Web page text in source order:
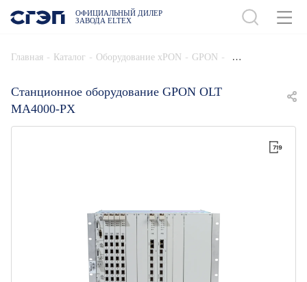
ОФИЦИАЛЬНЫЙ ДИЛЕР
ЗАВОДА ELTEX
Главная - Каталог - Оборудование xPON - GPON -
Станционное оборудование GPON OLT
MA4000-PX